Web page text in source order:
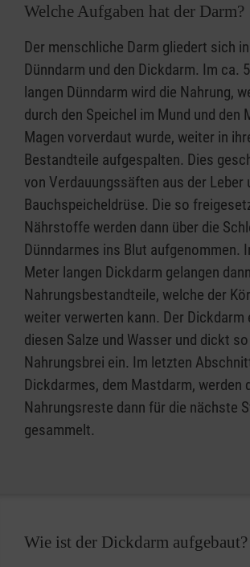
Welche Aufgaben hat der Darm?
Der menschliche Darm gliedert sich
Dünndarm und den Dickdarm. Im ca.
langen Dünndarm wird die Nahrung,
durch den Speichel im Mund und den
Magen vorverdaut wurde, weiter in
Bestandteile aufgespalten. Dies
von Verdauungssäften aus der Leber
Bauchspeicheldrüse. Die so
Nährstoffe werden dann über die
Dünndarmes ins Blut aufgenommen.
Meter langen Dickdarm gelangen
Nahrungsbestandteile, welche der
weiter verwerten kann. Der Dickdarm
diesen Salze und Wasser und dickt
Nahrungsbrei ein. Im letzten
Dickdarmes, dem Mastdarm, werden
Nahrungsreste dann für die nächste
gesammelt.
Wie ist der Dickdarm aufgebaut?